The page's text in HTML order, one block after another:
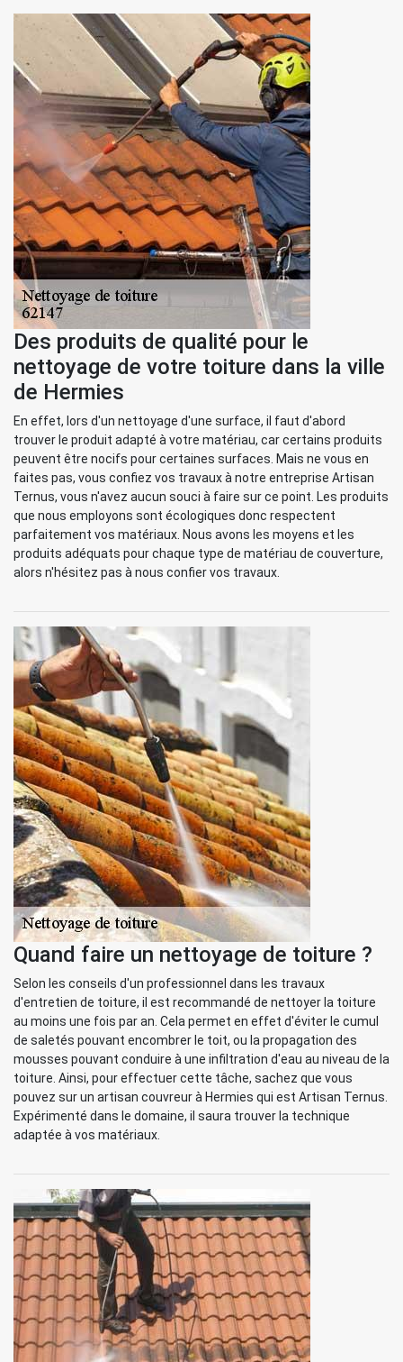
Des produits de qualité pour le
nettoyage de votre toiture dans la ville
de Hermies
En effet, lors d'un nettoyage d'une surface, il faut d'abord
trouver le produit adapté à votre matériau, car certains produits
peuvent être nocifs pour certaines surfaces. Mais ne vous en
faites pas, vous confiez vos travaux à notre entreprise Artisan
Ternus, vous n'avez aucun souci à faire sur ce point. Les produits
que nous employons sont écologiques donc respectent
parfaitement vos matériaux. Nous avons les moyens et les
produits adéquats pour chaque type de matériau de couverture,
alors n'hésitez pas à nous confier vos travaux.
Quand faire un nettoyage de toiture ?
Selon les conseils d'un professionnel dans les travaux
d'entretien de toiture, il est recommandé de nettoyer la toiture
au moins une fois par an. Cela permet en effet d'éviter le cumul
de saletés pouvant encombrer le toit, ou la propagation des
mousses pouvant conduire à une infiltration d'eau au niveau de la
toiture. Ainsi, pour effectuer cette tâche, sachez que vous
pouvez sur un artisan couvreur à Hermies qui est Artisan Ternus.
Expérimenté dans le domaine, il saura trouver la technique
adaptée à vos matériaux.